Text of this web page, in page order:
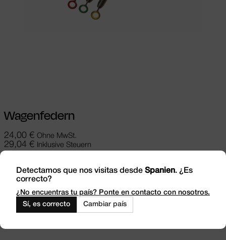
Wagenfedern
24,00 € Ohne MwSt.
29,04 € Inklusive Steuern
Detectamos que nos visitas desde Spanien. ¿Es
correcto?
¿No encuentras tu país? Ponte en contacto con nosotros.
Sí, es correcto
Cambiar país